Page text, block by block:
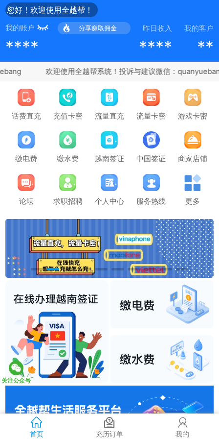
您好！欢迎使用全越帮！
我的账户 分享赚取佣金 昨日收入 我的客户
**** **** **
话费直充 充值卡密 流量直充 流量卡密 游戏卡密
缴电费 缴水费 越南签证 中国签证 商家店铺
论坛 求职招聘 个人中心 服务热线 更多
关注公众号
首页 充历订单 我的